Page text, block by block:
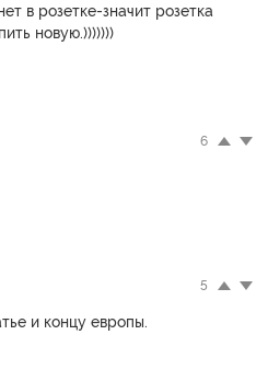
в розетке-значит розетка
новую.)))))))
6
5
и концу европы.